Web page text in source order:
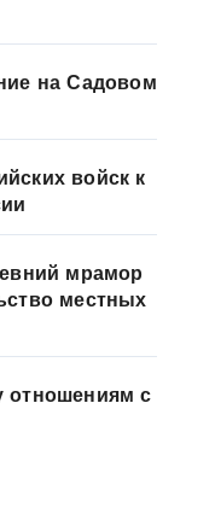
на Садовом
войск к
мрамор
местных
отношениям с